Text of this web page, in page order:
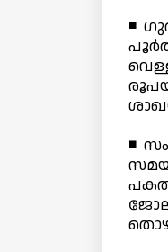
◾
◾